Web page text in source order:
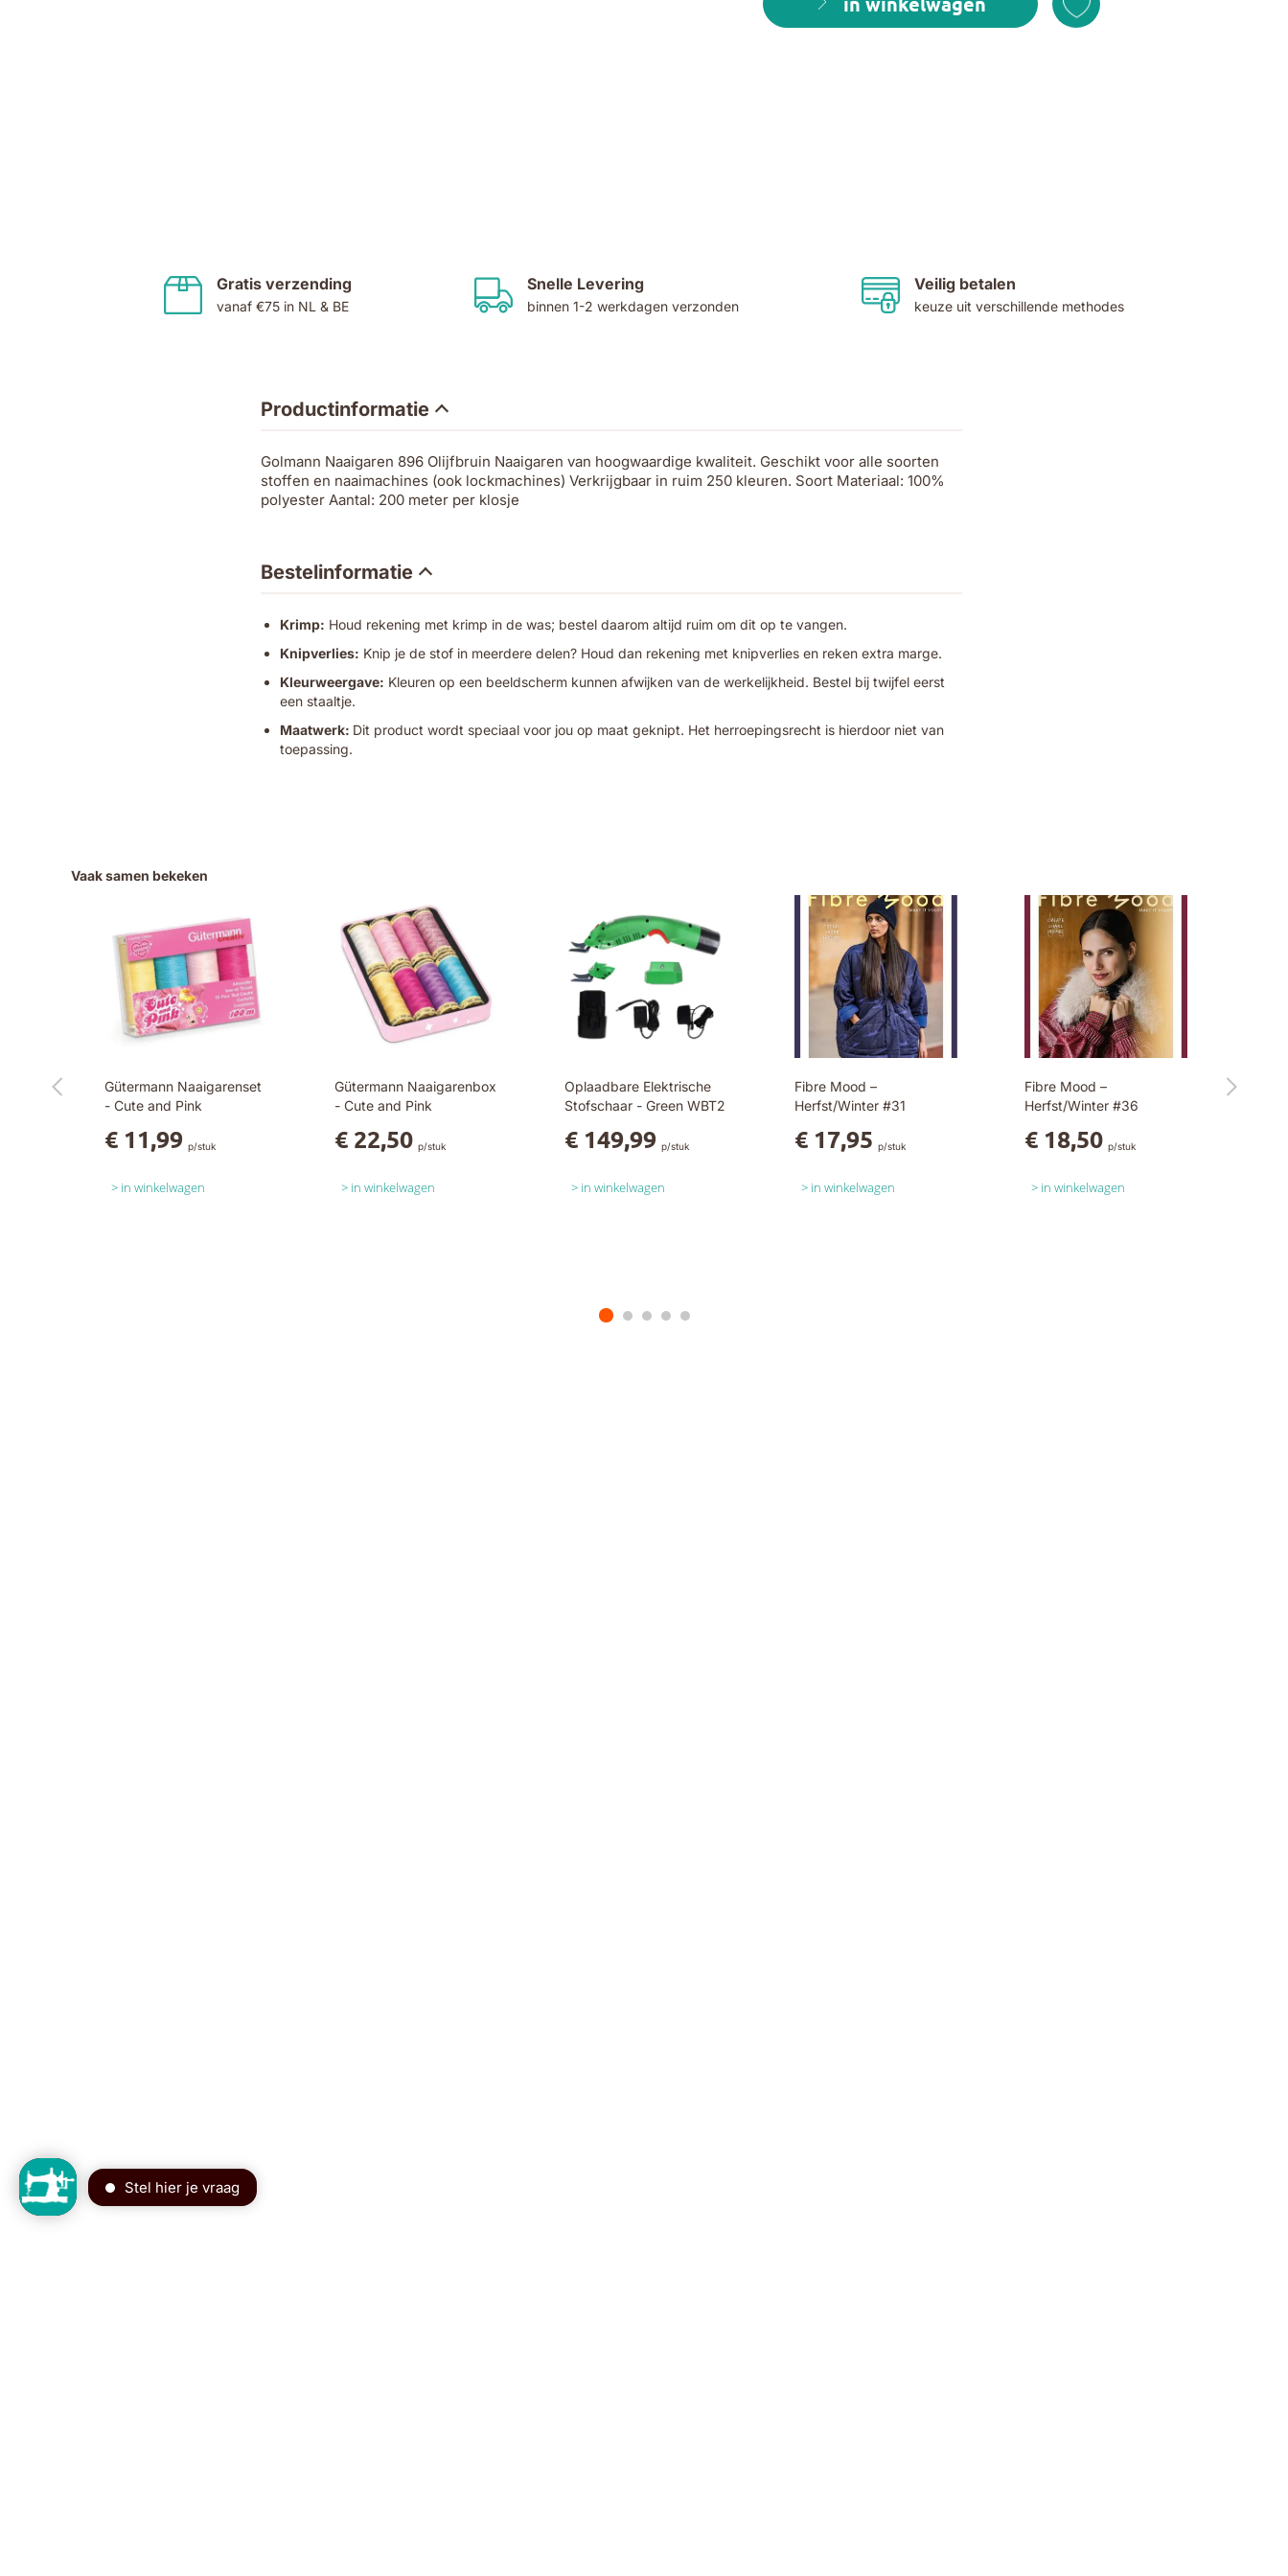
Gratis verzending
vanaf €75 in NL & BE
Snelle Levering
binnen 1-2 werkdagen verzonden
Veilig betalen
keuze uit verschillende methodes
Productinformatie
Golmann Naaigaren 896 Olijfbruin Naaigaren van hoogwaardige kwaliteit. Geschikt voor alle soorten
stoffen en naaimachines (ook lockmachines) Verkrijgbaar in ruim 250 kleuren. Soort Materiaal: 100%
polyester Aantal: 200 meter per klosje
Bestelinformatie
Krimp: Houd rekening met krimp in de was; bestel daarom altijd ruim om dit op te vangen.
Knipverlies: Knip je de stof in meerdere delen? Houd dan rekening met knipverlies en reken extra marge.
Kleurweergave: Kleuren op een beeldscherm kunnen afwijken van de werkelijkheid. Bestel bij twijfel eerst
een staaltje.
Maatwerk: Dit product wordt speciaal voor jou op maat geknipt. Het herroepingsrecht is hierdoor niet van
toepassing.
Vaak samen bekeken
Gütermann Naaigarenset
- Cute and Pink
€ 11,99 p/stuk
in winkelwagen
Gütermann Naaigarenbox
- Cute and Pink
€ 22,50 p/stuk
in winkelwagen
Oplaadbare Elektrische
Stofschaar - Green WBT2
€ 149,99 p/stuk
in winkelwagen
Fibre Mood –
Herfst/Winter #31
€ 17,95 p/stuk
in winkelwagen
Fibre Mood –
Herfst/Winter #36
€ 18,50 p/stuk
in winkelwagen